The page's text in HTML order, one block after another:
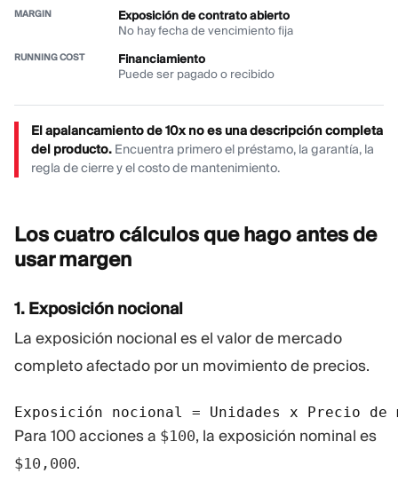
Exposición de contrato abierto
No hay fecha de vencimiento fija
Financiamiento
Puede ser pagado o recibido
El apalancamiento de 10x no es una descripción completa
del producto. Encuentra primero el préstamo, la garantía, la
regla de cierre y el costo de mantenimiento.
Los cuatro cálculos que hago antes de
usarmargen
1. Exposición nocional
La exposición nocional es el valor de mercado
completo afectado por un movimiento de precios.
Exposición nocional = Unidades x Precio de
Para 100 acciones a $100, la exposición nominal es
$10,000.